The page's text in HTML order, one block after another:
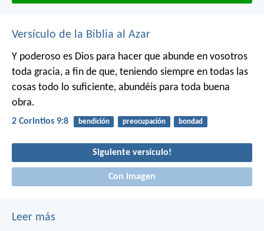
Versículo de la Biblia al Azar
Y poderoso es Dios para hacer que abunde en vosotros
toda gracia, a fin de que, teniendo siempre en todas las
cosas todo lo suficiente, abundéis para toda buena
obra.
2 Corintios 9:8 bendición preocupación bondad
Siguiente versículo!
Con imagen
Leer más